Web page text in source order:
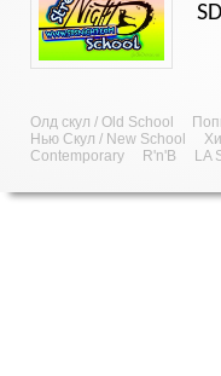
Олд скул / Old School
Нью Скул / New School
Contemporary
R'n'B LA